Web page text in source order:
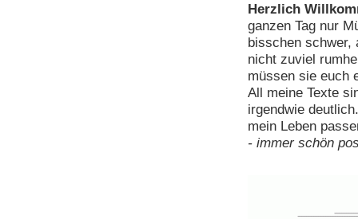
Herzlich
ganzen Tag nur
bisschen schwer,
nicht zuviel
müssen sie euch
All meine Texte
irgendwie
mein Leben
- immer schön